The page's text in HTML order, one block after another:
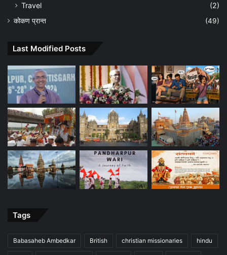
Travel
(2)
कोकण प्रान्त (49)
Last Modified Posts
Tags
Babasaheb Ambedkar British christian missionaries hindu